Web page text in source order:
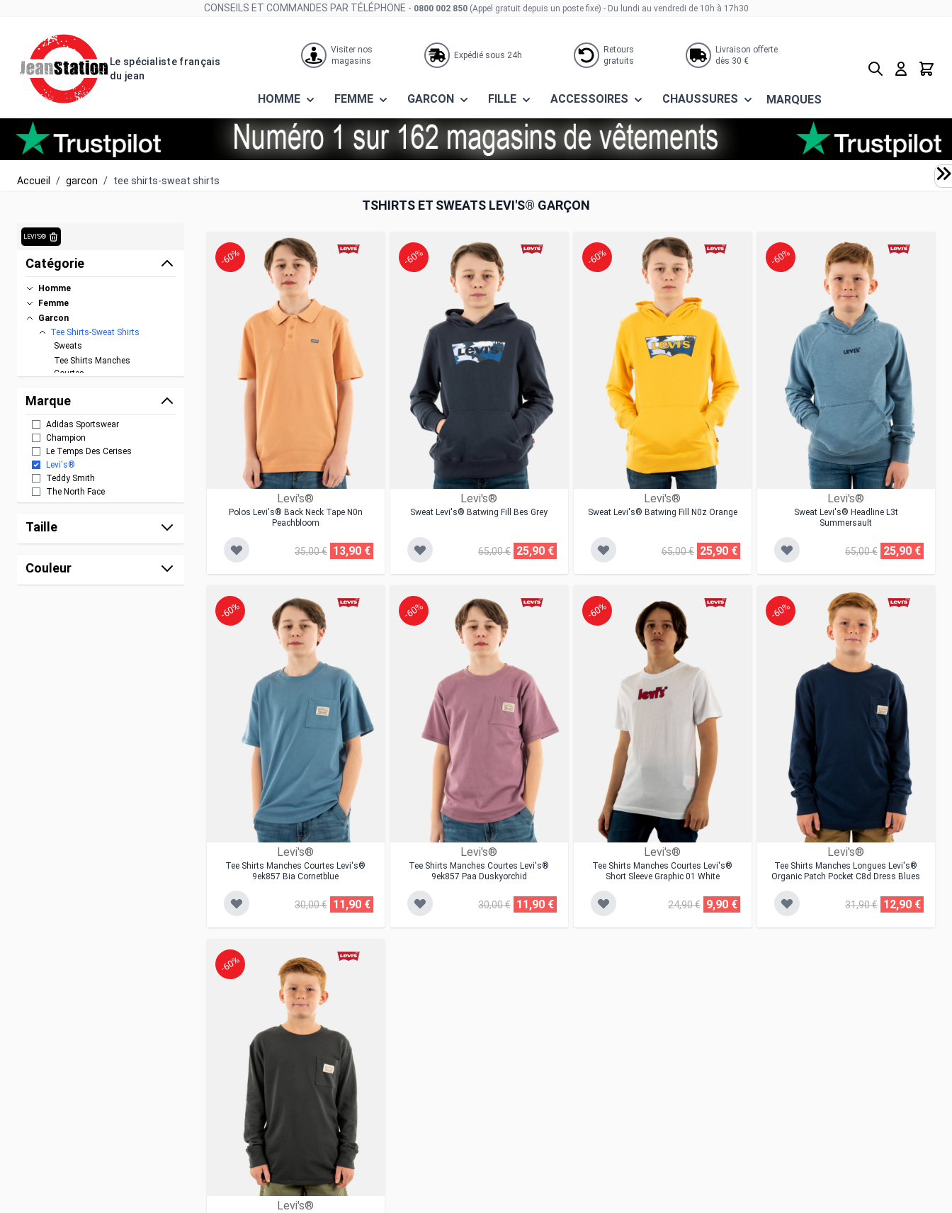
CONSEILS ET COMMANDES PAR TÉLÉPHONE - 0800 002 850 (Appel gratuit depuis un poste fixe) - Du lundi au vendredi de 10h à 17h30
Le spécialiste français
du jean
Visiter nos
magasins
Expédié sous 24h
Retours
gratuits
Livraison offerte
dès 30 €
HOMME FEMME GARCON FILLE ACCESSOIRES CHAUSSURES MARQUES
Rechercher
Panier
Accueil / garcon / tee shirts-sweat shirts
TSHIRTS ET SWEATS LEVI'S® GARÇON
LEVI'S®
Catégorie
Homme
Femme
Garcon
Tee Shirts-Sweat Shirts
Sweats
Tee Shirts Manches
Courtes
Longues
Polos
Chemises
Pantalons
Fille
Accessoires
Chaussures
Marque
Adidas Sportswear
Champion
Le Temps Des Cerises
Levi's®
Teddy Smith
The North Face
Taille
Couleur
Levi's®
Polos Levi's® Back Neck Tape N0n
Peachbloom
-60%
35,00 € 13,90 €
Levi's®
Sweat Levi's® Batwing Fill Bes Grey
-60%
65,00 € 25,90 €
Levi's®
Sweat Levi's® Batwing Fill N0z Orange
-60%
65,00 € 25,90 €
Levi's®
Sweat Levi's® Headline L3t
Summersault
-60%
65,00 € 25,90 €
Levi's®
Tee Shirts Manches Courtes Levi's®
9ek857 Bia Cornetblue
-60%
30,00 € 11,90 €
Levi's®
Tee Shirts Manches Courtes Levi's®
9ek857 Paa Duskyorchid
-60%
30,00 € 11,90 €
Levi's®
Tee Shirts Manches Courtes Levi's®
Short Sleeve Graphic 01 White
-60%
24,90 € 9,90 €
Levi's®
Tee Shirts Manches Longues Levi's®
Organic Patch Pocket C8d Dress Blues
-60%
31,90 € 12,90 €
Levi's®
-60%